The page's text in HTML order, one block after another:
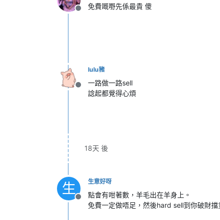
離線
免費嘅嘢先係最貴 傻
離線
lulu豬
一路做一路sell
諗起都覺得心煩
18天 後
生
離線
生意好呀
點會有咁著數，羊毛出在羊身上。
免費一定做唔足，然後hard sell到你破財擋